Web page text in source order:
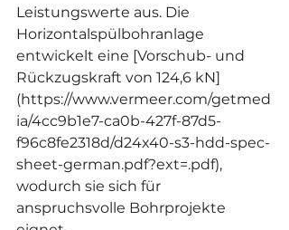
Leistungswerte aus. Die
Horizontalspülbohranlage
entwickelt eine [Vorschub- und
Rückzugskraft von 124,6 kN]
(https://www.vermeer.com/getmed
ia/4cc9b1e7-ca0b-427f-87d5-
f96c8fe2318d/d24x40-s3-hdd-spec-
sheet-german.pdf?ext=.pdf),
wodurch sie sich für
anspruchsvolle Bohrprojekte